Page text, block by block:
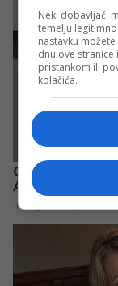
Neki dobavljači
temelju
nastavku
dnu ove
pristankom ili
kolačića.